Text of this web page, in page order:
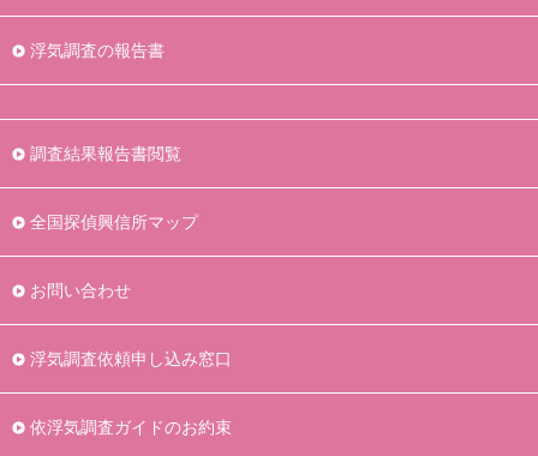
浮気調査の報告書
調査結果報告書閲覧
全国探偵興信所マップ
お問い合わせ
浮気調査依頼申し込み窓口
依浮気調査ガイドのお約束